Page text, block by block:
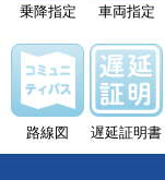
乗降指定 車両指定
路線図 遅延証明書